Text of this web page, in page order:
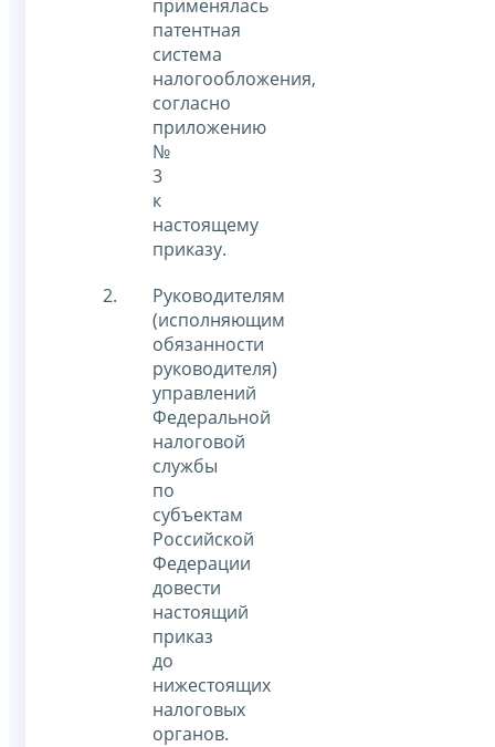
применялась
патентная
система
налогообложения,
согласно
приложению
№
3
к
настоящему
приказу.
Руководителям
(исполняющим
обязанности
руководителя)
управлений
Федеральной
налоговой
службы
по
субъектам
Российской
Федерации
довести
настоящий
приказ
до
нижестоящих
налоговых
органов.